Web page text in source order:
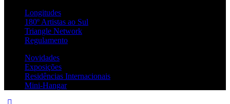
Longitudes
180º Artistas ao Sul
Triangle Network
Regulamento
Novidades
Exposições
Residências Internacionais
Mini-Hangar